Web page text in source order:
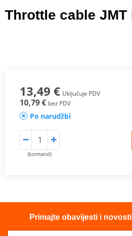
Throttle cable JMT
13,49 € Uključuje PDV
10,79 € bez PDV
Po narudžbi
(komand)
Primajte obavijesti i